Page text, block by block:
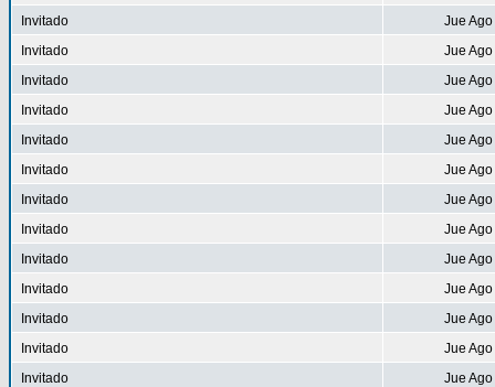
Invitado
Jue
Invitado
Jue
Invitado
Jue
Invitado
Jue
Invitado
Jue
Invitado
Jue
Invitado
Jue
Invitado
Jue
Invitado
Jue
Invitado
Jue
Invitado
Jue
Invitado
Jue
Invitado
Jue